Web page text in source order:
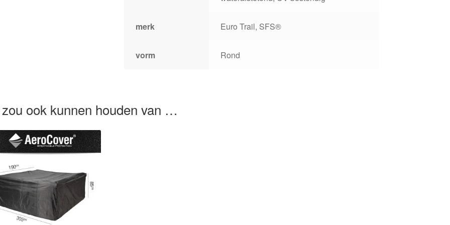
merk Euro Trail, SFS®
vorm Rond
ook kunnen houden van …